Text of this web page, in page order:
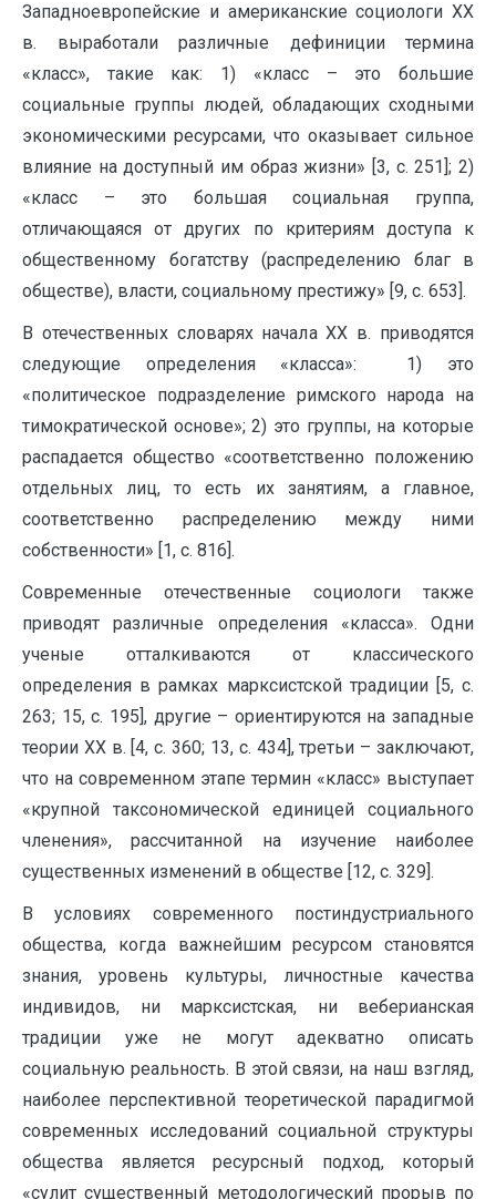
Западноевропейские и американские социологи ХХ
в. выработали различные дефиниции термина
«класс», такие как: 1) «класс – это большие
социальные группы людей, обладающих сходными
экономическими ресурсами, что оказывает сильное
влияние на доступный им образ жизни» [3, с. 251]; 2)
«класс – это большая социальная группа,
отличающаяся от других по критериям доступа к
общественному богатству (распределению благ в
обществе), власти, социальному престижу» [9, с. 653].
В отечественных словарях начала ХХ в. приводятся
следующие определения «класса»: 1) это
«политическое подразделение римского народа на
тимократической основе»; 2) это группы, на которые
распадается общество «соответственно положению
отдельных лиц, то есть их занятиям, а главное,
соответственно распределению между ними
собственности» [1, с. 816].
Современные отечественные социологи также
приводят различные определения «класса». Одни
ученые отталкиваются от классического
определения в рамках марксистской традиции [5, с.
263; 15, с. 195], другие – ориентируются на западные
теории ХХ в. [4, с. 360; 13, с. 434], третьи – заключают,
что на современном этапе термин «класс» выступает
«крупной таксономической единицей социального
членения», рассчитанной на изучение наиболее
существенных изменений в обществе [12, с. 329].
В условиях современного постиндустриального
общества, когда важнейшим ресурсом становятся
знания, уровень культуры, личностные качества
индивидов, ни марксистская, ни веберианская
традиции уже не могут адекватно описать
социальную реальность. В этой связи, на наш взгляд,
наиболее перспективной теоретической парадигмой
современных исследований социальной структуры
общества является ресурсный подход, который
«сулит существенный методологический прорыв по